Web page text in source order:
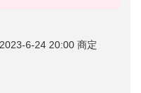
6-24 20:00 商定